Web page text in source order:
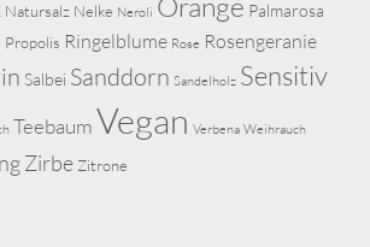
Natursalz Nelke Neroli Palmarosa
Propolis Ringelblume Rose Rosengeranie
Salbei Sanddorn Sandelholz Sensitiv
TeebaumVegan Verbena Weihrauch
Zirbe Zitrone